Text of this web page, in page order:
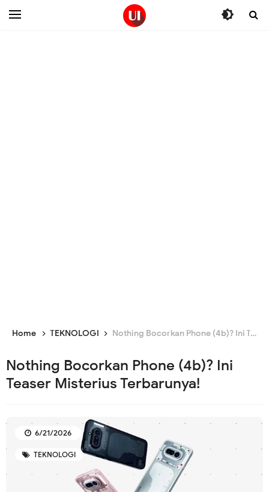
Home TEKNOLOGI Nothing Bocorkan Phone (4b)? Ini Teaser Misterius Terbarunya!
Nothing Bocorkan Phone (4b)? Ini
Teaser Misterius Terbarunya!
TEKNOLOGI
6/21/2026